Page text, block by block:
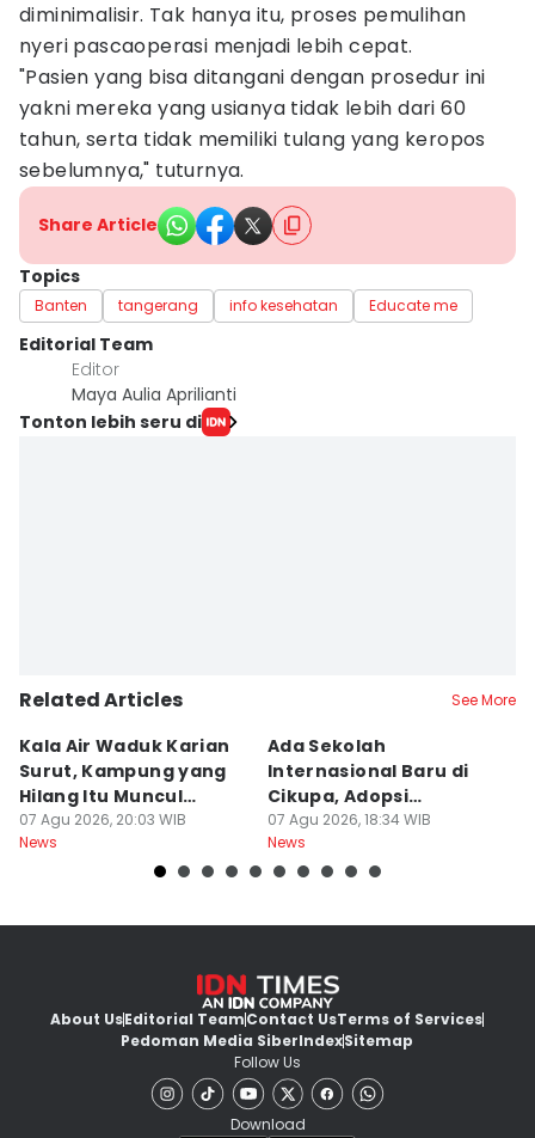
diminimalisir. Tak hanya itu, proses pemulihan
nyeri pascaoperasi menjadi lebih cepat.
"Pasien yang bisa ditangani dengan prosedur ini
yakni mereka yang usianya tidak lebih dari 60
tahun, serta tidak memiliki tulang yang keropos
sebelumnya," tuturnya.
Share Article
Topics
Banten tangerang info kesehatan Educate me
Editorial Team
Editor
Maya Aulia Aprilianti
Tonton lebih seru di
Related Articles See More
Kala Air Waduk Karian
Surut, Kampung yang
Hilang Itu Muncul
Kembali
07 Agu 2026, 20:03 WIB
News
Ada Sekolah
Internasional Baru di
Cikupa, Adopsi
Kurikulum Singapura
07 Agu 2026, 18:34 WIB
News
About UsEditorial TeamContact UsTerms of Services
Pedoman Media SiberIndexSitemap
Follow Us
Download